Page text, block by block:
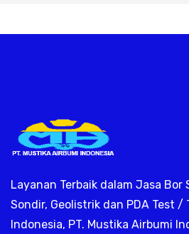
Layanan Terbaik dalam Jasa Bor
Sondir, Geolistrik dan PDA Test /
Indonesia, PT. Mustika Airbumi